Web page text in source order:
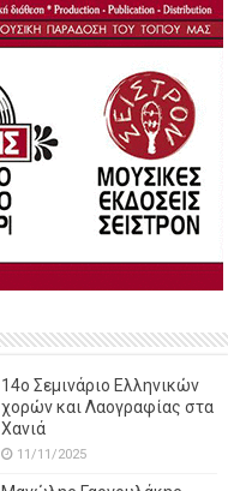
14o Σεμινάριο Ελληνικών
χορών και Λαογραφίας στα
Χανιά
11/11/2025